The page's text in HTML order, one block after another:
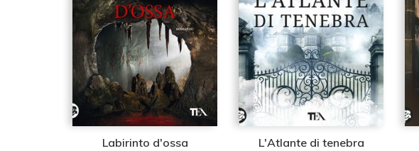
Labirinto d'ossa L'Atlante di tenebra